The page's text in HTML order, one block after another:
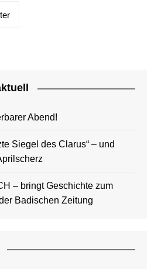
Abend!
Siegel des Clarus“ – und
– bringt Geschichte zum
Badischen Zeitung